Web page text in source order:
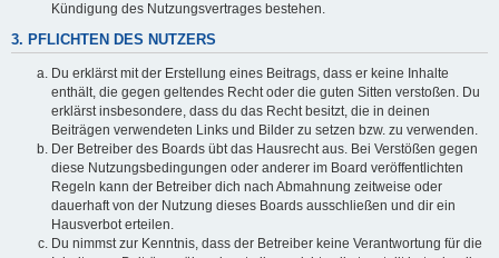
Kündigung des Nutzungsvertrages bestehen.
3. PFLICHTEN DES NUTZERS
Du erklärst mit der Erstellung eines Beitrags, dass er keine Inhalte
enthält, die gegen geltendes Recht oder die guten Sitten verstoßen. Du
erklärst insbesondere, dass du das Recht besitzt, die in deinen
Beiträgen verwendeten Links und Bilder zu setzen bzw. zu verwenden.
Der Betreiber des Boards übt das Hausrecht aus. Bei Verstößen gegen
diese Nutzungsbedingungen oder anderer im Board veröffentlichten
Regeln kann der Betreiber dich nach Abmahnung zeitweise oder
dauerhaft von der Nutzung dieses Boards ausschließen und dir ein
Hausverbot erteilen.
Du nimmst zur Kenntnis, dass der Betreiber keine Verantwortung für die